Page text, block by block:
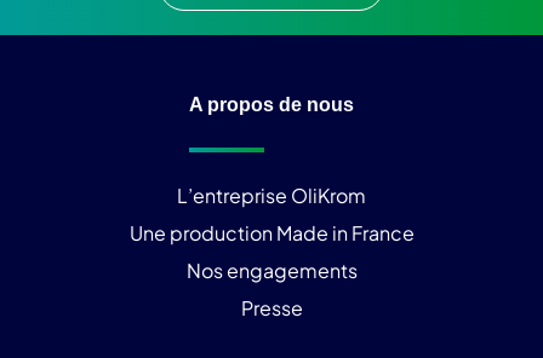
A propos de nous
L’entreprise OliKrom
Une production Made in France
Nos engagements
Presse